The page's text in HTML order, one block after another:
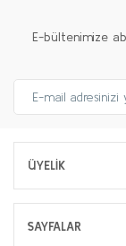
E-bültenimize
ÜYELİK
SAYFALAR